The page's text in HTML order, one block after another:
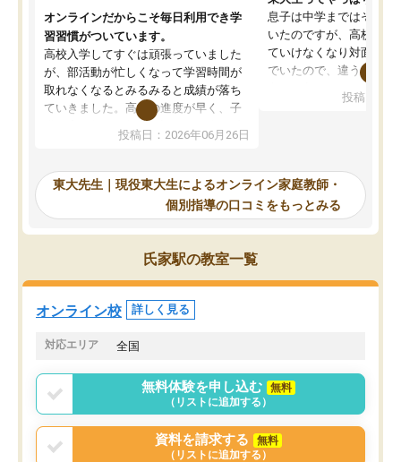
オンラインだからこそ毎日利用でき学
習習慣がついています。
高校入学してすぐは頑張っていました
が、部活動が忙しくなって学習時間が
取れなくなるとみるみると成績が落ち
ていきました。高校の進度が早く、子
供も家に帰って勉強の話すると嫌な反
応を示します。東大先生にお願いして
れるので、親としても安心です。毎日
使える自習室とかもあり、わからない
ところがあれば先生が回答してくれる
のも重宝しています。
投稿日：2026年06月26日
息子は中学まではそこそ
いたのですが、高校に入
ていけなくなり対面の塾
でいたので、違うアプロ
で、当初は模試でD判定
自習室が毎日使えていつ
るのが心強かったよう
謝です。
投稿日：
東大先生｜現役東大生によるオンライン家庭教師・
個別指導の口コミをもっとみる
氏家駅の教室一覧
オンライン校 詳しく見る
対応エリア 全国
無料体験を申し込む
無料
（リストに追加する）
資料を請求する
無料
（リストに追加する）